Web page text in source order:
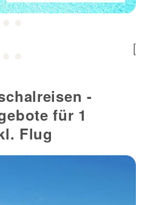
p.P. ab 591 €
-
für 1
Flug